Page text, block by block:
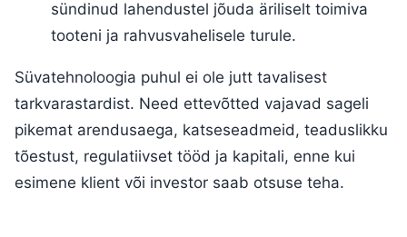
sündinud lahendustel jõuda äriliselt toimiva
tooteni ja rahvusvahelisele turule.
Süvatehnoloogia puhul ei ole jutt tavalisest
tarkvarastardist. Need ettevõtted vajavad sageli
pikemat arendusaega, katseseadmeid, teaduslikku
tõestust, regulatiivset tööd ja kapitali, enne kui
esimene klient või investor saab otsuse teha.